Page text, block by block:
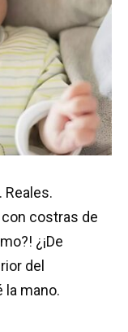
Reales.
costras de
¿¡De
del
la mano.